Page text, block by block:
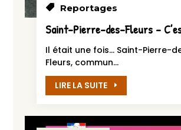
Reportages
Il était une fois… Saint-Pierre-
Fleurs, commun...
LIRE LA SUITE